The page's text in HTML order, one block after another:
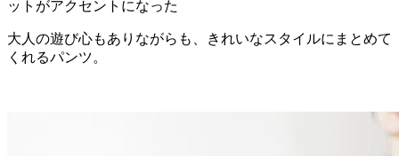
ットがアクセントになった
大人の遊び心もありながらも、きれいなスタイルにまとめて
くれるパンツ。